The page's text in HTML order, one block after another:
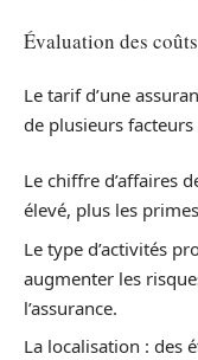
Évaluation des
Le tarif d’une
de plusieurs facteurs
Le chiffre d’affaires
élevé, plus les
Le type d’activités
augmenter les
l’assurance.
La localisation : des